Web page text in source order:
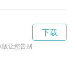
让您告别卡顿，告别网
下载